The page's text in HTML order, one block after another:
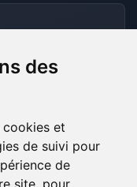
des
cookies et
de suivi pour
de
site, pour